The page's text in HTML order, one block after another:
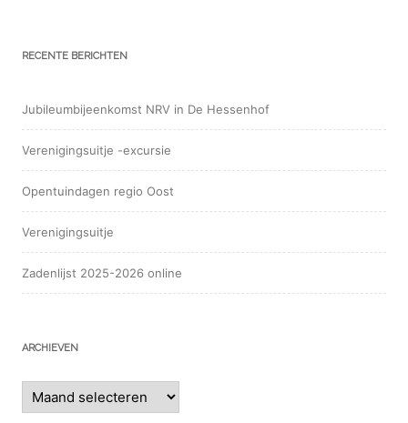
RECENTE BERICHTEN
Jubileumbijeenkomst NRV in De Hessenhof
Verenigingsuitje -excursie
Opentuindagen regio Oost
Verenigingsuitje
Zadenlijst 2025-2026 online
ARCHIEVEN
Archieven